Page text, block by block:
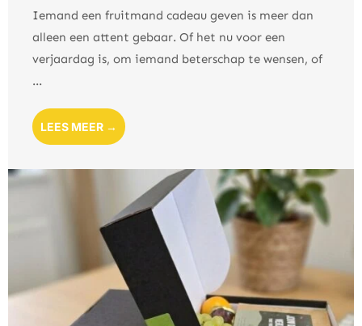
Iemand een fruitmand cadeau geven is meer dan
alleen een attent gebaar. Of het nu voor een
verjaardag is, om iemand beterschap te wensen, of
...
LEES MEER →